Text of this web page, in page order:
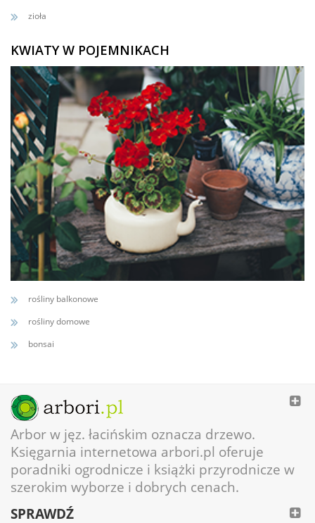
zioła
KWIATY W POJEMNIKACH
rośliny balkonowe
rośliny domowe
bonsai
Arbor w jęz. łacińskim oznacza drzewo.
Księgarnia internetowa arbori.pl oferuje
poradniki ogrodnicze i książki przyrodnicze w
szerokim wyborze i dobrych cenach.
SPRAWDŹ